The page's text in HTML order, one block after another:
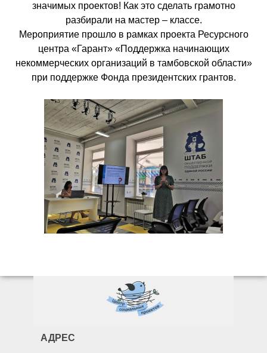
значимых проектов! Как это сделать грамотно
разбирали на мастер – классе.
Мероприятие прошло в рамках проекта Ресурсного
центра «Гарант» «Поддержка начинающих
некоммерческих организаций в тамбовской области»
при поддержке Фонда президентских грантов.
АДРЕС